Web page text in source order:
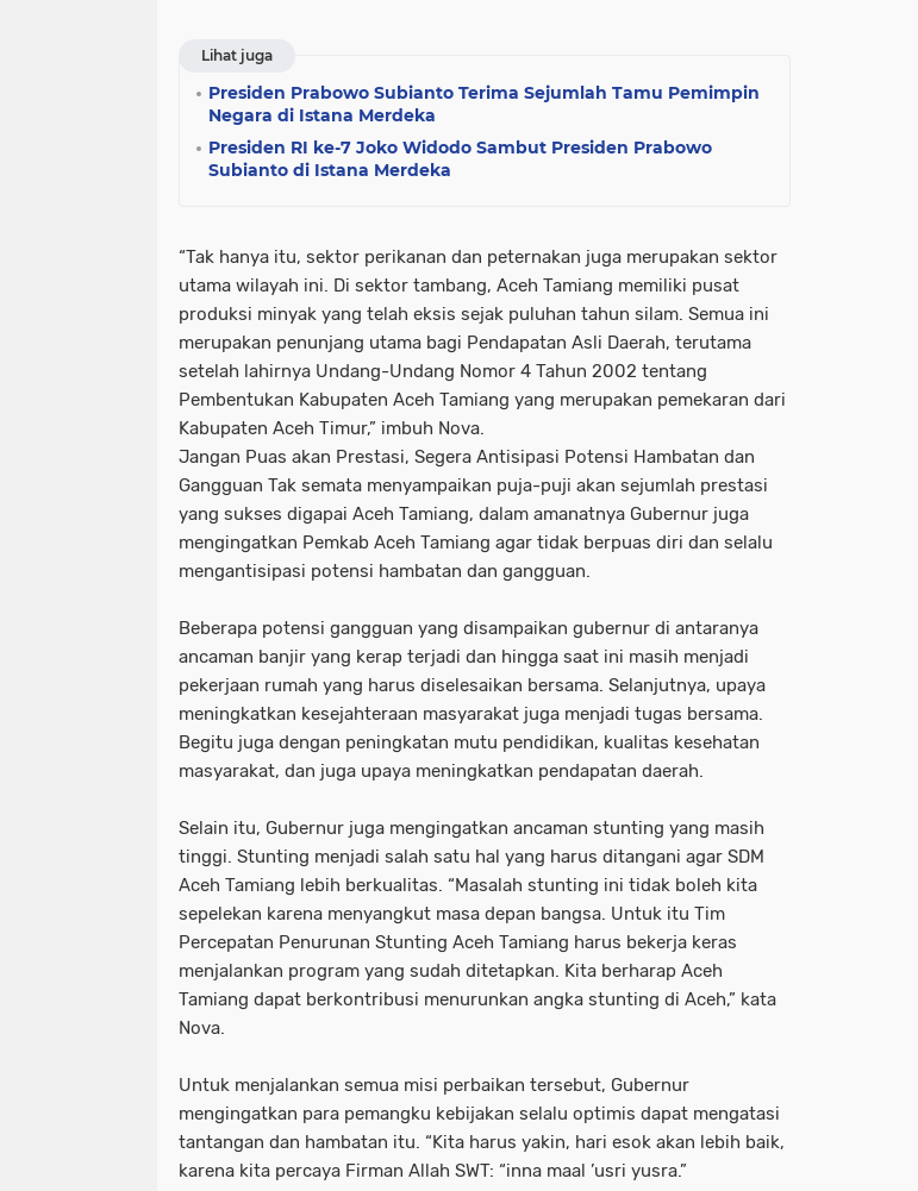
Lihat juga
Presiden Prabowo Subianto Terima Sejumlah Tamu Pemimpin
Negara di Istana Merdeka
Presiden RI ke-7 Joko Widodo Sambut Presiden Prabowo
Subianto di Istana Merdeka
“Tak hanya itu, sektor perikanan dan peternakan juga merupakan sektor
utama wilayah ini. Di sektor tambang, Aceh Tamiang memiliki pusat
produksi minyak yang telah eksis sejak puluhan tahun silam. Semua ini
merupakan penunjang utama bagi Pendapatan Asli Daerah, terutama
setelah lahirnya Undang-Undang Nomor 4 Tahun 2002 tentang
Pembentukan Kabupaten Aceh Tamiang yang merupakan pemekaran dari
Kabupaten Aceh Timur,” imbuh Nova.
Jangan Puas akan Prestasi, Segera Antisipasi Potensi Hambatan dan
Gangguan Tak semata menyampaikan puja-puji akan sejumlah prestasi
yang sukses digapai Aceh Tamiang, dalam amanatnya Gubernur juga
mengingatkan Pemkab Aceh Tamiang agar tidak berpuas diri dan selalu
mengantisipasi potensi hambatan dan gangguan.
Beberapa potensi gangguan yang disampaikan gubernur di antaranya
ancaman banjir yang kerap terjadi dan hingga saat ini masih menjadi
pekerjaan rumah yang harus diselesaikan bersama. Selanjutnya, upaya
meningkatkan kesejahteraan masyarakat juga menjadi tugas bersama.
Begitu juga dengan peningkatan mutu pendidikan, kualitas kesehatan
masyarakat, dan juga upaya meningkatkan pendapatan daerah.
Selain itu, Gubernur juga mengingatkan ancaman stunting yang masih
tinggi. Stunting menjadi salah satu hal yang harus ditangani agar SDM
Aceh Tamiang lebih berkualitas. “Masalah stunting ini tidak boleh kita
sepelekan karena menyangkut masa depan bangsa. Untuk itu Tim
Percepatan Penurunan Stunting Aceh Tamiang harus bekerja keras
menjalankan program yang sudah ditetapkan. Kita berharap Aceh
Tamiang dapat berkontribusi menurunkan angka stunting di Aceh,” kata
Nova.
Untuk menjalankan semua misi perbaikan tersebut, Gubernur
mengingatkan para pemangku kebijakan selalu optimis dapat mengatasi
tantangan dan hambatan itu. “Kita harus yakin, hari esok akan lebih baik,
karena kita percaya Firman Allah SWT: “inna maal ’usri yusra.”